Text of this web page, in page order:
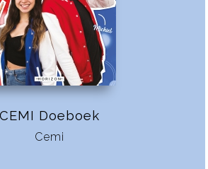
CEMI Doeboek
Cemi